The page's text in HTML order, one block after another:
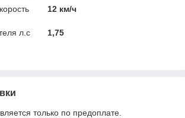
12 км/ч
л.с 1,75
только по предоплате.